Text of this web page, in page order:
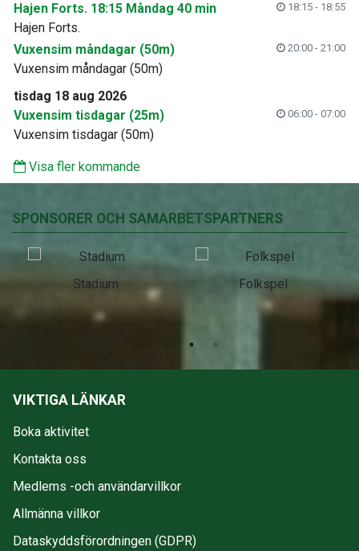
Hajen Forts. 18:15 Måndag 40 min 18:15 - 18:55
Hajen Forts.
Vuxensim måndagar (50m)
20:00 - 21:00
Vuxensim måndagar (50m)
tisdag 18 aug 2026
Vuxensim tisdagar (25m)
06:00 - 07:00
Vuxensim tisdagar (50m)
Visa fler kommande
SPONSORER OCH SAMARBETSPARTNERS
Stadium Folkspel
VIKTIGA LÄNKAR
Boka aktivitet
Kontakta oss
Medlems -och användarvillkor
Allmänna villkor
Dataskyddsförordningen (GDPR)